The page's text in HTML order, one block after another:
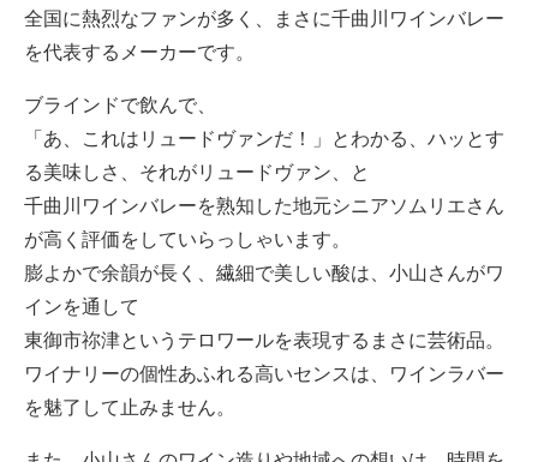
全国に熱烈なファンが多く、まさに千曲川ワインバレー
を代表するメーカーです。
ブラインドで飲んで、
「あ、これはリュードヴァンだ！」とわかる、ハッとす
る美味しさ、それがリュードヴァン、と
千曲川ワインバレーを熟知した地元シニアソムリエさん
が高く評価をしていらっしゃいます。
膨よかで余韻が長く、繊細で美しい酸は、小山さんがワ
インを通して
東御市祢津というテロワールを表現するまさに芸術品。
ワイナリーの個性あふれる高いセンスは、ワインラバー
を魅了して止みません。